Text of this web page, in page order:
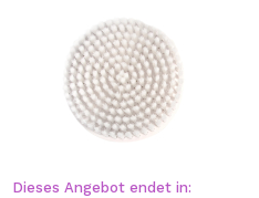
Dieses Angebot endet in: